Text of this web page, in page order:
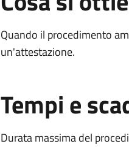
Quando il procedimento
un'attestazione.
Tempi e
Durata massima del